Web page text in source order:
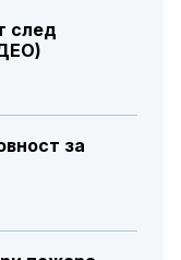
след
за